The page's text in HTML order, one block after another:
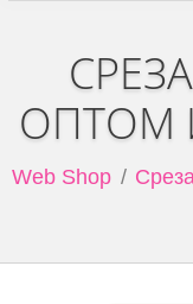
ОПТОМ
Web Shop